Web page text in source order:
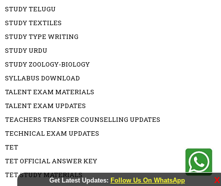
Get Latest Updates: Follow Us On WhatsApp X
STUDY TELUGU
STUDY TEXTILES
STUDY TYPE WRITING
STUDY URDU
STUDY ZOOLOGY-BIOLOGY
SYLLABUS DOWNLOAD
TALENT EXAM MATERIALS
TALENT EXAM UPDATES
TEACHERS TRANSFER COUNSELLING UPDATES
TECHNICAL EXAM UPDATES
TET
TET OFFICIAL ANSWER KEY
TET STUDY MATERIALS